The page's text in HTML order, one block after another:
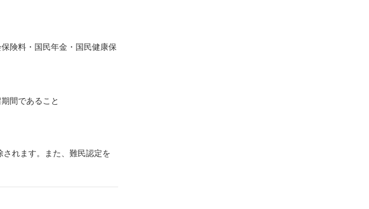
険料・国民年金・国民健康保
間であること
れます。また、難民認定を